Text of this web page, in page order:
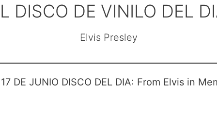
DISCO DE VINILO DEL
Elvis Presley
DE JUNIO DISCO DEL DIA: From Elvis in